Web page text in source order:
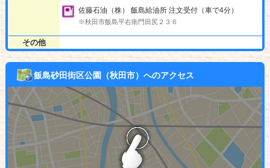
佐藤石油（株） 飯島給油所 注文受付（車で4分）
※秋田市飯島平右衛門田尻２３６
その他
飯島砂田街区公園（秋田市）へのアクセス